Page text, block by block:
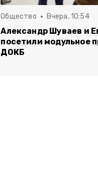
Общество Вчера, 10:54
Александр Шуваев и
посетили модульное
ДОКБ